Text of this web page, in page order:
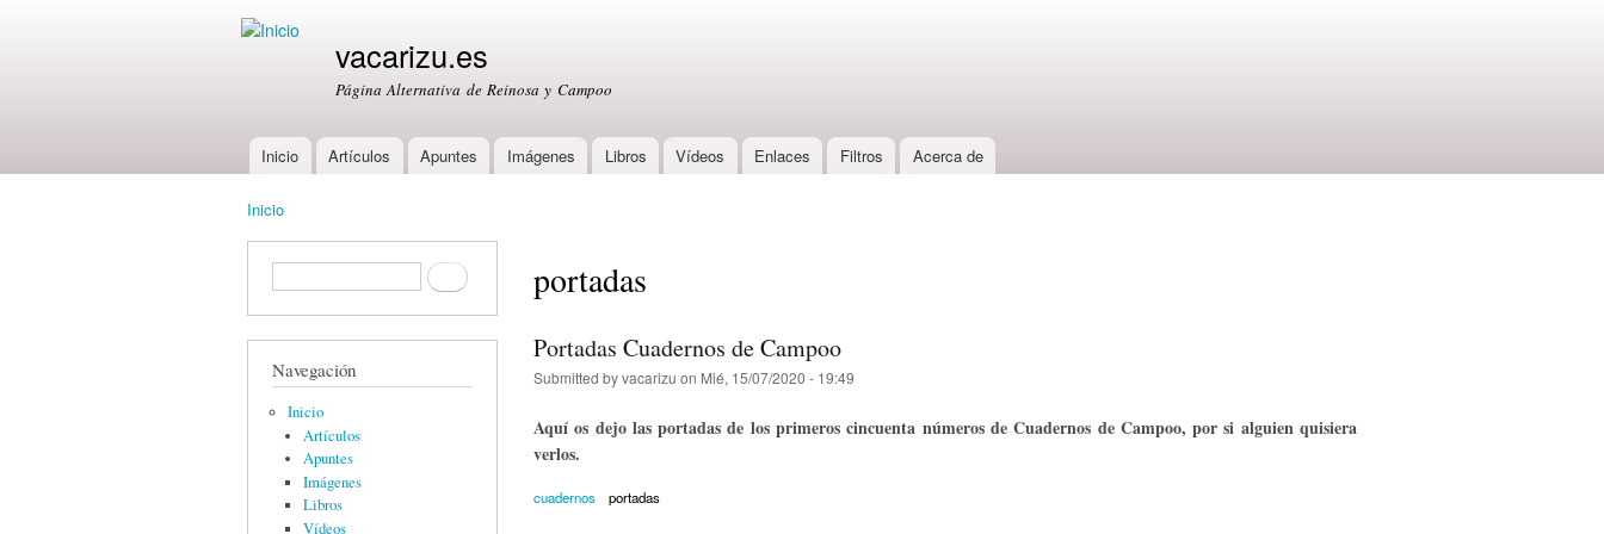
vacarizu.es
Página Alternativa de Reinosa y Campoo
Main menu
Inicio Artículos Apuntes Imágenes Libros Vídeos Enlaces Filtros Acerca de
Inicio
Formulario de búsquedaBuscar
Navegación
Inicio
Artículos
Apuntes
Imágenes
Libros
Vídeos
portadas
Portadas Cuadernos de Campoo
Submitted byvacarizu on Mié, 15/07/2020 - 19:49
Aquí os dejo las portadas de los primeros cincuenta números de Cuadernos de Campoo, por si alguien quisiera
verlos.
cuadernos portadas